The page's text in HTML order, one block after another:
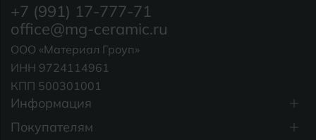
Информация
Покупателям
+7 (991) 17-777-71
office@mg-ceramic.ru
ООО «Материал Гроуп»
ИНН 9724114961
КПП 500301001